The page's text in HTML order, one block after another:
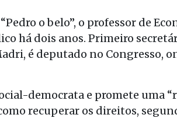
o belo”, o professor de
há dois anos. Primeiro
é deputado no Congresso,
democrata e promete uma
recuperar os direitos,